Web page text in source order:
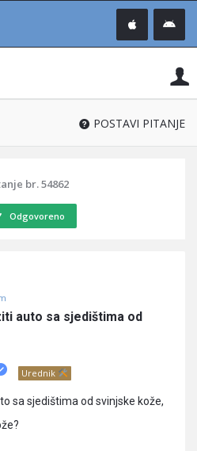
®
POSTAVI PITANJE
br. 54862
Odgovoreno
auto sa sjedištima od
Urednik
sa sjedištima od svinjske kože,